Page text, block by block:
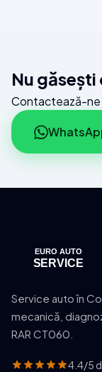
Nu
Contactează-ne
Service auto în
mecanică,
RAR CT060.
4.4/5